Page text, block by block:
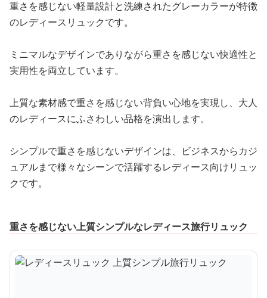
重さを感じない軽量設計と洗練されたグレーカラーが特徴
のレディースリュックです。
ミニマルなデザインでありながら重さを感じない快適性と
実用性を両立しています。
上質な素材感で重さを感じない背負い心地を実現し、大人
のレディースにふさわしい品格を演出します。
シンプルで重さを感じないデザインは、ビジネスからカジ
ュアルまで様々なシーンで活躍するレディース向けリュッ
クです。
重さを感じない上質シンプルなレディース旅行リュック